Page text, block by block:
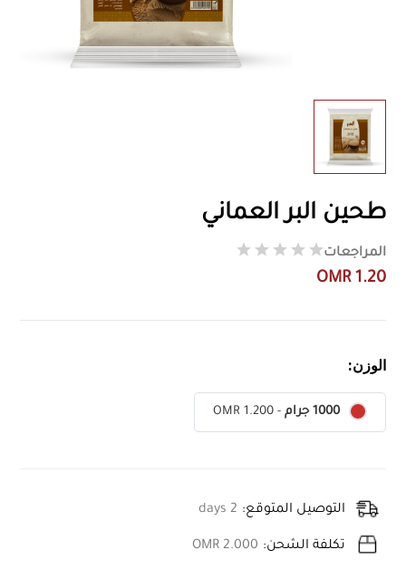
طحين البر العماني
المراجعات
OMR 1.20
الوزن:
1000 جرام -
OMR 1.200
التوصيل المتوقع: 2 days
تكلفة الشحن: OMR 2.000